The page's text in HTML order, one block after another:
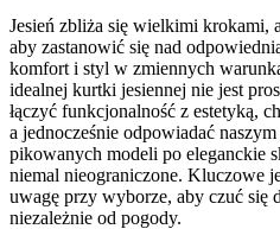
Jesień zbliża się wielkimi krokami,
aby zastanowić się nad
komfort i styl w zmiennych
idealnej kurtki jesiennej nie jest
łączyć funkcjonalność z estetyką,
a jednocześnie odpowiadać
pikowanych modeli po eleganckie
niemal nieograniczone. Kluczowe
uwagę przy wyborze, aby czuć się
niezależnie od pogody.